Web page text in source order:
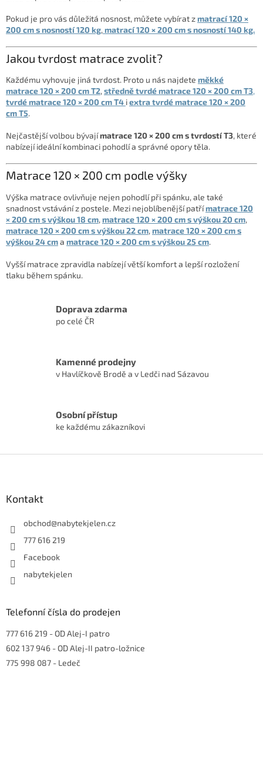
í
p
r
v
k
y
ý
p
i
Pokud je pro vás důležitá nosnost, můžete vybírat zmatrací 120 ×
200 cm s nosností 120 kg, matrací 120 × 200 cm s nosností 140 kg.
Jakou tvrdost matrace zvolit?
Každému vyhovuje jiná tvrdost. Proto u nás najdete měkké
matrace 120 × 200 cm T2,středně tvrdé matrace 120 × 200 cm T3,
tvrdé matrace 120 × 200 cm T4 iextra tvrdé matrace 120 × 200
cm T5.
Nejčastější volbou bývajímatrace 120 × 200 cm s tvrdostí T3, které
nabízejí ideální kombinaci pohodlí a správné opory těla.
Matrace 120 × 200 cm podle výšky
Výška matrace ovlivňuje nejen pohodlí při spánku, ale také
snadnost vstávání z postele. Mezi nejoblíbenější patřímatrace 120
× 200 cm s výškou 18 cm, matrace 120 × 200 cm s výškou 20 cm,
matrace 120 × 200 cm s výškou 22 cm, matrace 120 × 200 cm s
výškou 24 cma matrace 120 × 200 cm s výškou 25 cm.
Vyšší matrace zpravidla nabízejí větší komfort a lepší rozložení
tlaku během spánku.
Doprava zdarma
po celé ČR
Kamenné prodejny
v Havlíčkově Brodě a v Ledči nad Sázavou
Osobní přístup
ke každému zákazníkovi
Kontakt
obchod@nabytekjelen.cz
777 616 219
Facebook
nabytekjelen
Telefonní čísla do prodejen
777 616 219 - OD Alej-I patro
602 137 946 - OD Alej-II patro-ložnice
775 998 087 - Ledeč